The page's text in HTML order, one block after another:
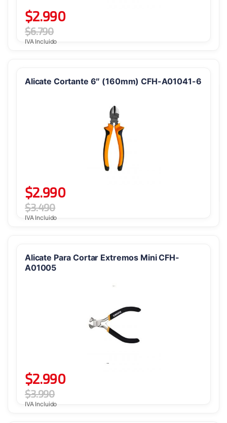
$2.990
$6.790
IVA Incluido
Alicate Cortante 6″ (160mm) CFH-A01041-6
$2.990
$3.490
IVA Incluido
Alicate Para Cortar Extremos Mini CFH-
A01005
$2.990
$3.990
IVA Incluido